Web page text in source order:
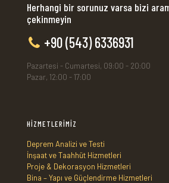
Herhangi bir sorunuz varsa bizi
çekinmeyin
+90 (543) 6336931
Pazartesi - Cumartesi, 09:00 - 20:00
Pazar, 12:00 - 17:00
HİZMETLERİMİZ
Deprem Analizi ve Testi
İnşaat ve Taahhüt Hizmetleri
Proje & Dekorasyon Hizmetleri
Bina – Yapı ve Güçlendirme Hizmetleri